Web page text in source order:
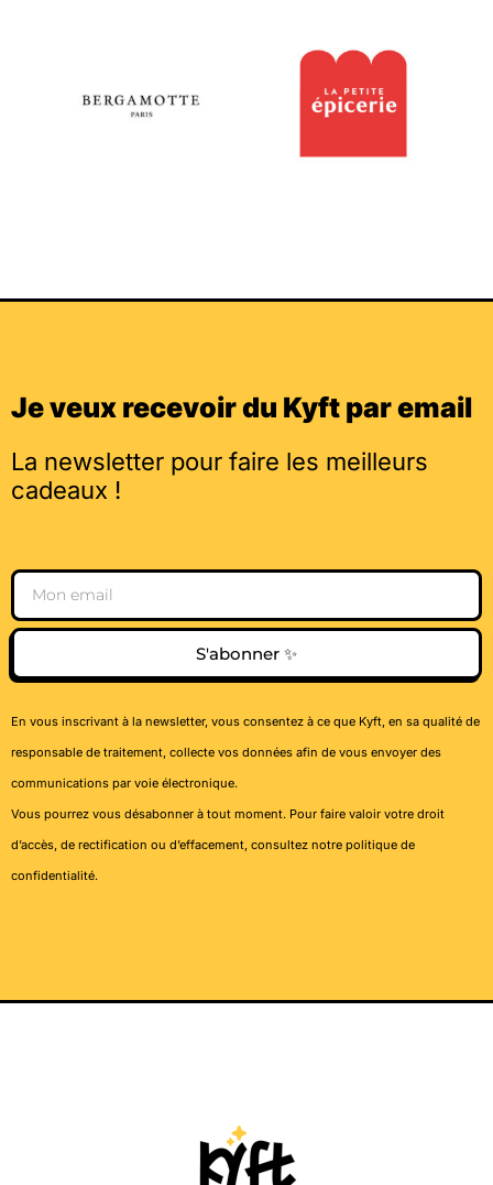
Je veux recevoir du Kyft par email
La newsletter pour faire les meilleurs
cadeaux !
Email
S'abonner ✨
En vous inscrivant à la newsletter, vous consentez à ce que Kyft, en sa qualité de
responsable de traitement, collecte vos données afin de vous envoyer des
communications par voie électronique.
Vous pourrez vous désabonner à tout moment. Pour faire valoir votre droit
d’accès, de rectification ou d’effacement, consultez notre politique de
confidentialité.